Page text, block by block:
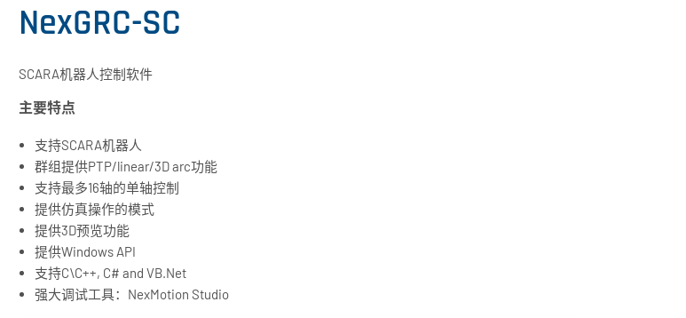
NexGRC-SC
SCARA机器人控制软件
主要特点
支持SCARA机器人
群组提供PTP/linear/3D arc功能
支持最多16轴的单轴控制
提供仿真操作的模式
提供3D预览功能
提供Windows API
支持C\C++, C# and VB.Net
强大调试工具：NexMotion Studio